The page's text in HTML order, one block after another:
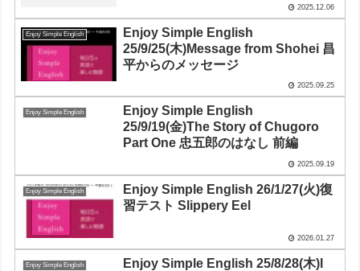
2025.12.06
Enjoy Simple English
Enjoy Simple English
25/9/25(木)Message from Shohei 昌
平からのメッセージ
2025.09.25
Enjoy Simple English
Enjoy Simple English
25/9/19(金)The Story of Chugoro
Part One 忠五郎のはなし 前編
2025.09.19
Enjoy Simple English
Enjoy Simple English 26/1/27(火)復
習テスト Slippery Eel
2026.01.27
Enjoy Simple English
Enjoy Simple English 25/8/28(木)I